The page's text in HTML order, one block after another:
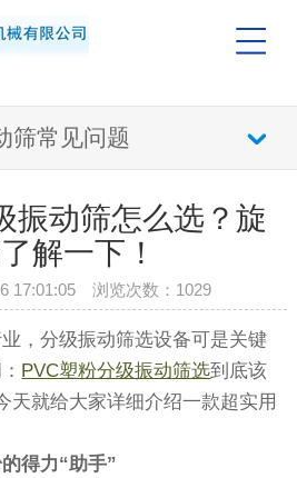
筛常见问题
振动筛怎么选？旋
解一下！
17:01:05 浏览次数： 1029
分级振动筛选设备可是关键
PVC塑粉分级振动筛选到底该
天就给大家详细介绍一款超实用
得力“助手”